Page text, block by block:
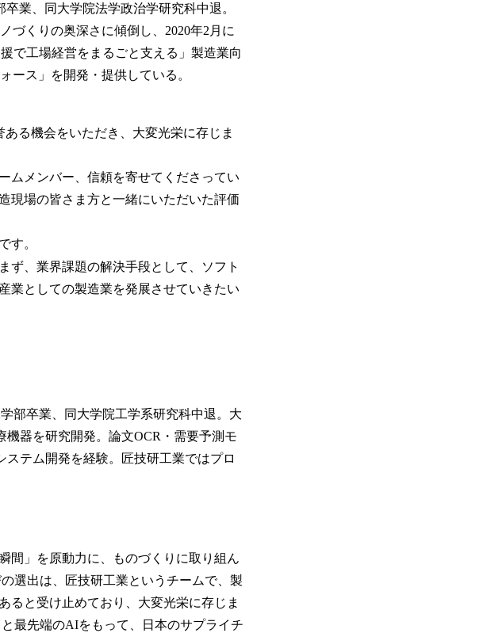
業、同大学院法学政治学研究科中退。
づくりの奥深さに傾倒し、2020年2月に
で工場経営をまるごと支える」製造業向
ース」を開発・提供している。
ある機会をいただき、大変光栄に存じま
ムメンバー、信頼を寄せてくださってい
現場の皆さま方と一緒にいただいた評価
す。
ず、業界課題の解決手段として、ソフト
業としての製造業を発展させていきたい
部卒業、同大学院工学系研究科中退。大
機器を研究開発。論文OCR・需要予測モ
ステム開発を経験。匠技研工業ではプロ
間」を原動力に、ものづくりに取り組ん
選出は、匠技研工業というチームで、製
ると受け止めており、大変光栄に存じま
最先端のAIをもって、日本のサプライチ